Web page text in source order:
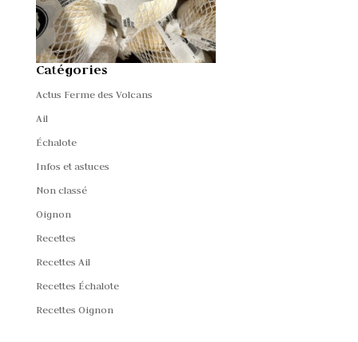
Catégories
Actus Ferme des Volcans
Ail
Échalote
Infos et astuces
Non classé
Oignon
Recettes
Recettes Ail
Recettes Échalote
Recettes Oignon